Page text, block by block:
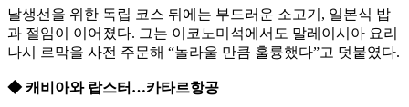
날생선을 위한 독립 코스 뒤에는 부드러운 소고기, 일본식 밥
과 절임이 이어졌다. 그는 이코노미석에서도 말레이시아 요리
나시 르막을 사전 주문해 “놀라울 만큼 훌륭했다”고 덧붙였다.
◆ 캐비아와 랍스터…카타르항공